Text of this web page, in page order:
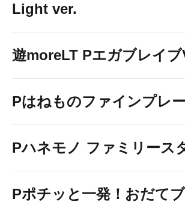
Light ver.
遊moreLT Pエガブレイブ
Pはねものファインプレー
Pハネモノ ファミリース
Pポチッと一発！おだて